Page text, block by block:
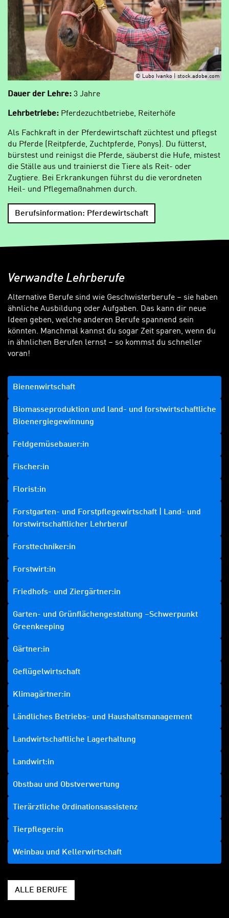
© Lubo Ivanko | stock.adobe.com
Dauer der Lehre: 3 Jahre
Lehrbetriebe: Pferdezuchtbetriebe, Reiterhöfe
Als Fachkraft in der Pferdewirtschaft züchtest und pflegst
du Pferde (Reitpferde, Zuchtpferde, Ponys). Du fütterst,
bürstest und reinigst die Pferde, säuberst die Hufe, mistest
die Ställe aus und trainierst die Tiere als Reit- oder
Zugtiere. Bei Erkrankungen führst du die verordneten
Heil- und Pflegemaßnahmen durch.
Berufsinformation: Pferdewirtschaft
Verwandte Lehrberufe
Alternative Berufe sind wie Geschwisterberufe – sie haben
ähnliche Ausbildung oder Aufgaben. Das kann dir neue
Ideen geben, welche anderen Berufe spannend sein
könnten. Manchmal kannst du sogar Zeit sparen, wenn du
in ähnlichen Berufen lernst – so kommst du schneller
voran!
Bienenwirtschaft
Biomasseproduktion und land- und forstwirtschaftliche
Bioenergiegewinnung
Feldgemüsebauer:in
Fischer:in
Florist:in
Forstgarten- und Forstpflegewirtschaft | Land- und
forstwirtschaftlicher Lehrberuf
Forsttechniker:in
Forstwirt:in
Friedhofs- und Ziergärtner:in
Garten- und Grünflächengestaltung –Schwerpunkt
Greenkeeping
Gärtner:in
Geflügelwirtschaft
Klimagärtner:in
Ländliches Betriebs- und Haushaltsmanagement
Landwirtschaftliche Lagerhaltung
Landwirt:in
Obstbau und Obstverwertung
Tierärztliche Ordinationsassistenz
Tierpfleger:in
Weinbau und Kellerwirtschaft
ALLE BERUFE